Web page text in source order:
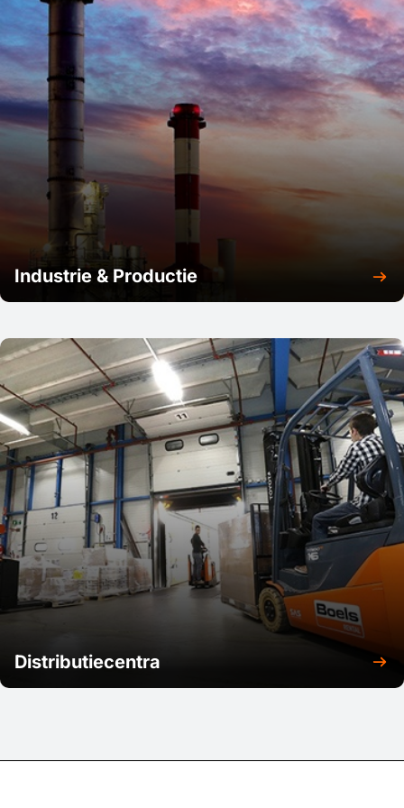
Industrie & Productie
Distributiecentra